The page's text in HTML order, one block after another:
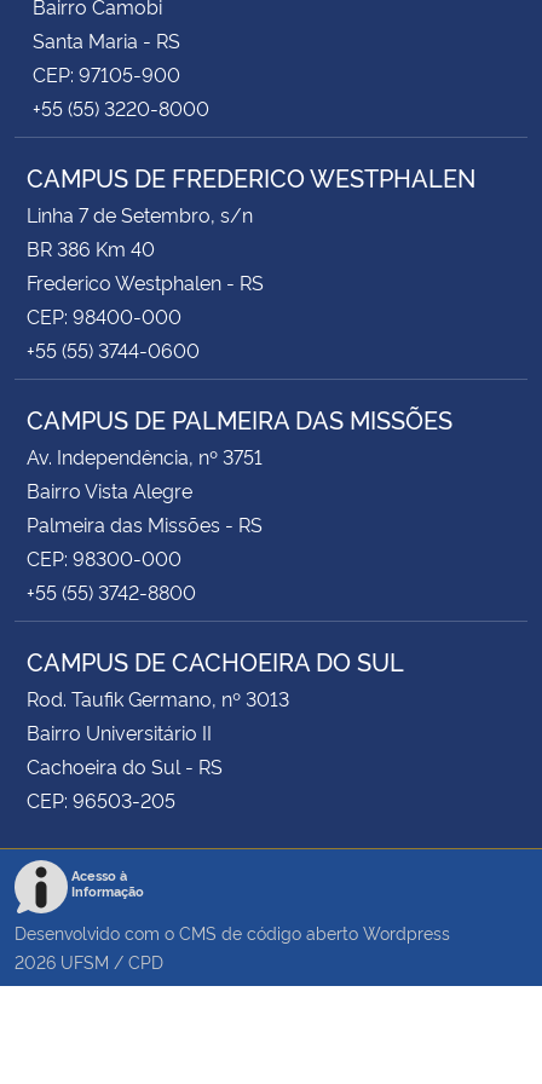
Bairro Camobi
Santa Maria - RS
CEP: 97105-900
+55 (55) 3220-8000
CAMPUS DE FREDERICO WESTPHALEN
Linha 7 de Setembro, s/n
BR 386 Km 40
Frederico Westphalen - RS
CEP: 98400-000
+55 (55) 3744-0600
CAMPUS DE PALMEIRA DAS MISSÕES
Av. Independência, nº 3751
Bairro Vista Alegre
Palmeira das Missões - RS
CEP: 98300-000
+55 (55) 3742-8800
CAMPUS DE CACHOEIRA DO SUL
Rod. Taufik Germano, nº 3013
Bairro Universitário II
Cachoeira do Sul - RS
CEP: 96503-205
Acesso à
Informação
Desenvolvido com o CMS de código aberto Wordpress
2026 UFSM / CPD